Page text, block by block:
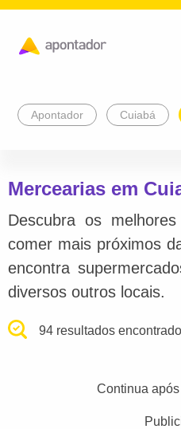
Apontador Cuiabá
Mercearias em
Descubra os
comer mais próximos
encontra
diversos outros locais.
94 resultados
Continua